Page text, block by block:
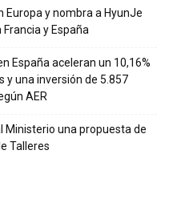
Europa y nombra a HyunJe
y España
España aceleran un 10,16%
y una inversión de 5.857
AER
Ministerio una propuesta de
Talleres